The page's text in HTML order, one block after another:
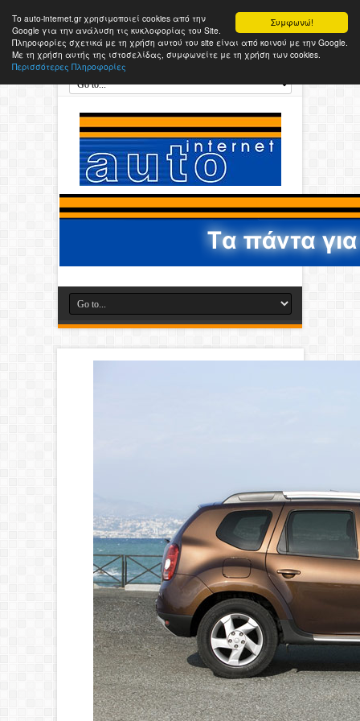
Συμφωνώ!
Το auto-internet.gr χρησιμοποιεί cookies από την
Google για την ανάλυση τις κυκλοφορίας του Site.
Πληροφορίες σχετικά με τη χρήση αυτού του site είναι από κοινού με την Google.
Με τη χρήση αυτής της ιστοσελίδας, συμφωνείτε με τη χρήση των cookies.
Περισσότερες Πληροφορίες